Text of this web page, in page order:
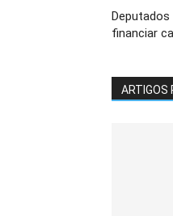
Deputados
financiar
ARTIGOS